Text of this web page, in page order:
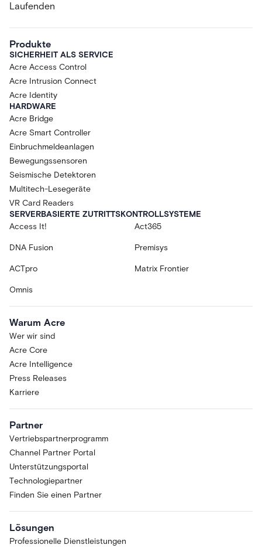
Laufenden
Produkte
SICHERHEIT ALS SERVICE
Acre Access Control
Acre Intrusion Connect
Acre Identity
HARDWARE
Acre Bridge
Acre Smart Controller
Einbruchmeldeanlagen
Bewegungssensoren
Seismische Detektoren
Multitech-Lesegeräte
VR Card Readers
SERVERBASIERTE ZUTRITTSKONTROLLSYSTEME
Access It!
Act365
DNA Fusion Premisys
ACTpro Matrix Frontier
Omnis
Warum Acre
Wer wir sind
Acre Core
Acre Intelligence
Press Releases
Karriere
Partner
Vertriebspartnerprogramm
Channel Partner Portal
Unterstützungsportal
Technologiepartner
Finden Sie einen Partner
Lösungen
Professionelle Dienstleistungen